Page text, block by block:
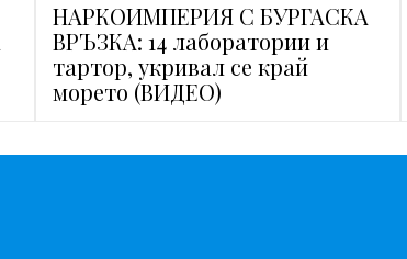
НАРКОИМПЕРИЯ С БУРГАСКА
ВРЪЗКА: 14 лаборатории и
тартор, укривал се край
морето (ВИДЕО)